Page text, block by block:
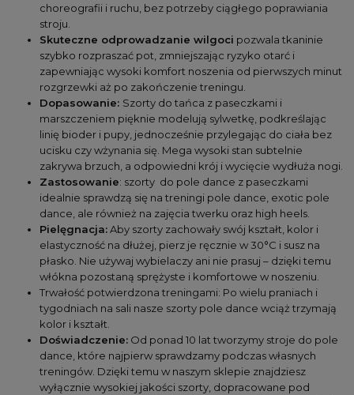
choreografii i ruchu, bez potrzeby ciągłego poprawiania
stroju.
Skuteczne odprowadzanie wilgoci pozwala tkaninie
szybko rozpraszać pot, zmniejszając ryzyko otarć i
zapewniając wysoki komfort noszenia od pierwszych minut
rozgrzewki aż po zakończenie treningu.
Dopasowanie: Szorty do tańca z paseczkami i
marszczeniem pięknie modelują sylwetkę, podkreślając
linię bioder i pupy, jednocześnie przylegając do ciała bez
ucisku czy wżynania się. Mega wysoki stan subtelnie
zakrywa brzuch, a odpowiedni krój i wycięcie wydłuża nogi.
Zastosowanie: szorty  do pole dance z paseczkami
idealnie sprawdzą się na treningi pole dance, exotic pole
dance, ale również na zajęcia twerku oraz high heels.
Pielęgnacja: Aby szorty zachowały swój kształt, kolor i
elastyczność na dłużej, pierz je ręcznie w 30°C i susz na
płasko Nie używaj wybielaczy ani nie prasuj – dzięki temu
włókna pozostaną sprężyste i komfortowe w noszeniu.
Trwałość potwierdzona treningami: Po wielu praniach i
tygodniach na sali nasze szorty pole dance wciąż trzymają
kolor i kształt.
Doświadczenie: Od ponad 10 lat tworzymy stroje do pole
dance, które najpierw sprawdzamy podczas własnych
treningów. Dzięki temu w naszym sklepie znajdziesz
wyłącznie wysokiej jakości szorty dopracowane pod